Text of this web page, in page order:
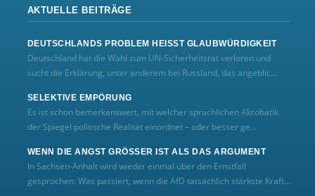
AKTUELLE BEITRÄGE
DEUTSCHLANDS PROBLEM HEISST GLAUBWÜRDIGKEIT
Deutschland hat die Wahl zum UN‑Sicherheitsrat verloren und
sucht die Erklärung, unter anderem bei Russland, das angeblic...
SELEKTIVE EMPÖRUNG
Es ist schon bemerkenswert, mit welcher sprachlichen Akrobatik
der Spiegel politische Realität einordnet – oder besser ge...
WENN DIE ANGST GRÖSSER IST ALS DAS ARGUMENT
In Sachsen-Anhalt wird wieder einmal über den Ernstfall
gesprochen: Was passiert, wenn die AfD tatsächlich stärkste Kraft...